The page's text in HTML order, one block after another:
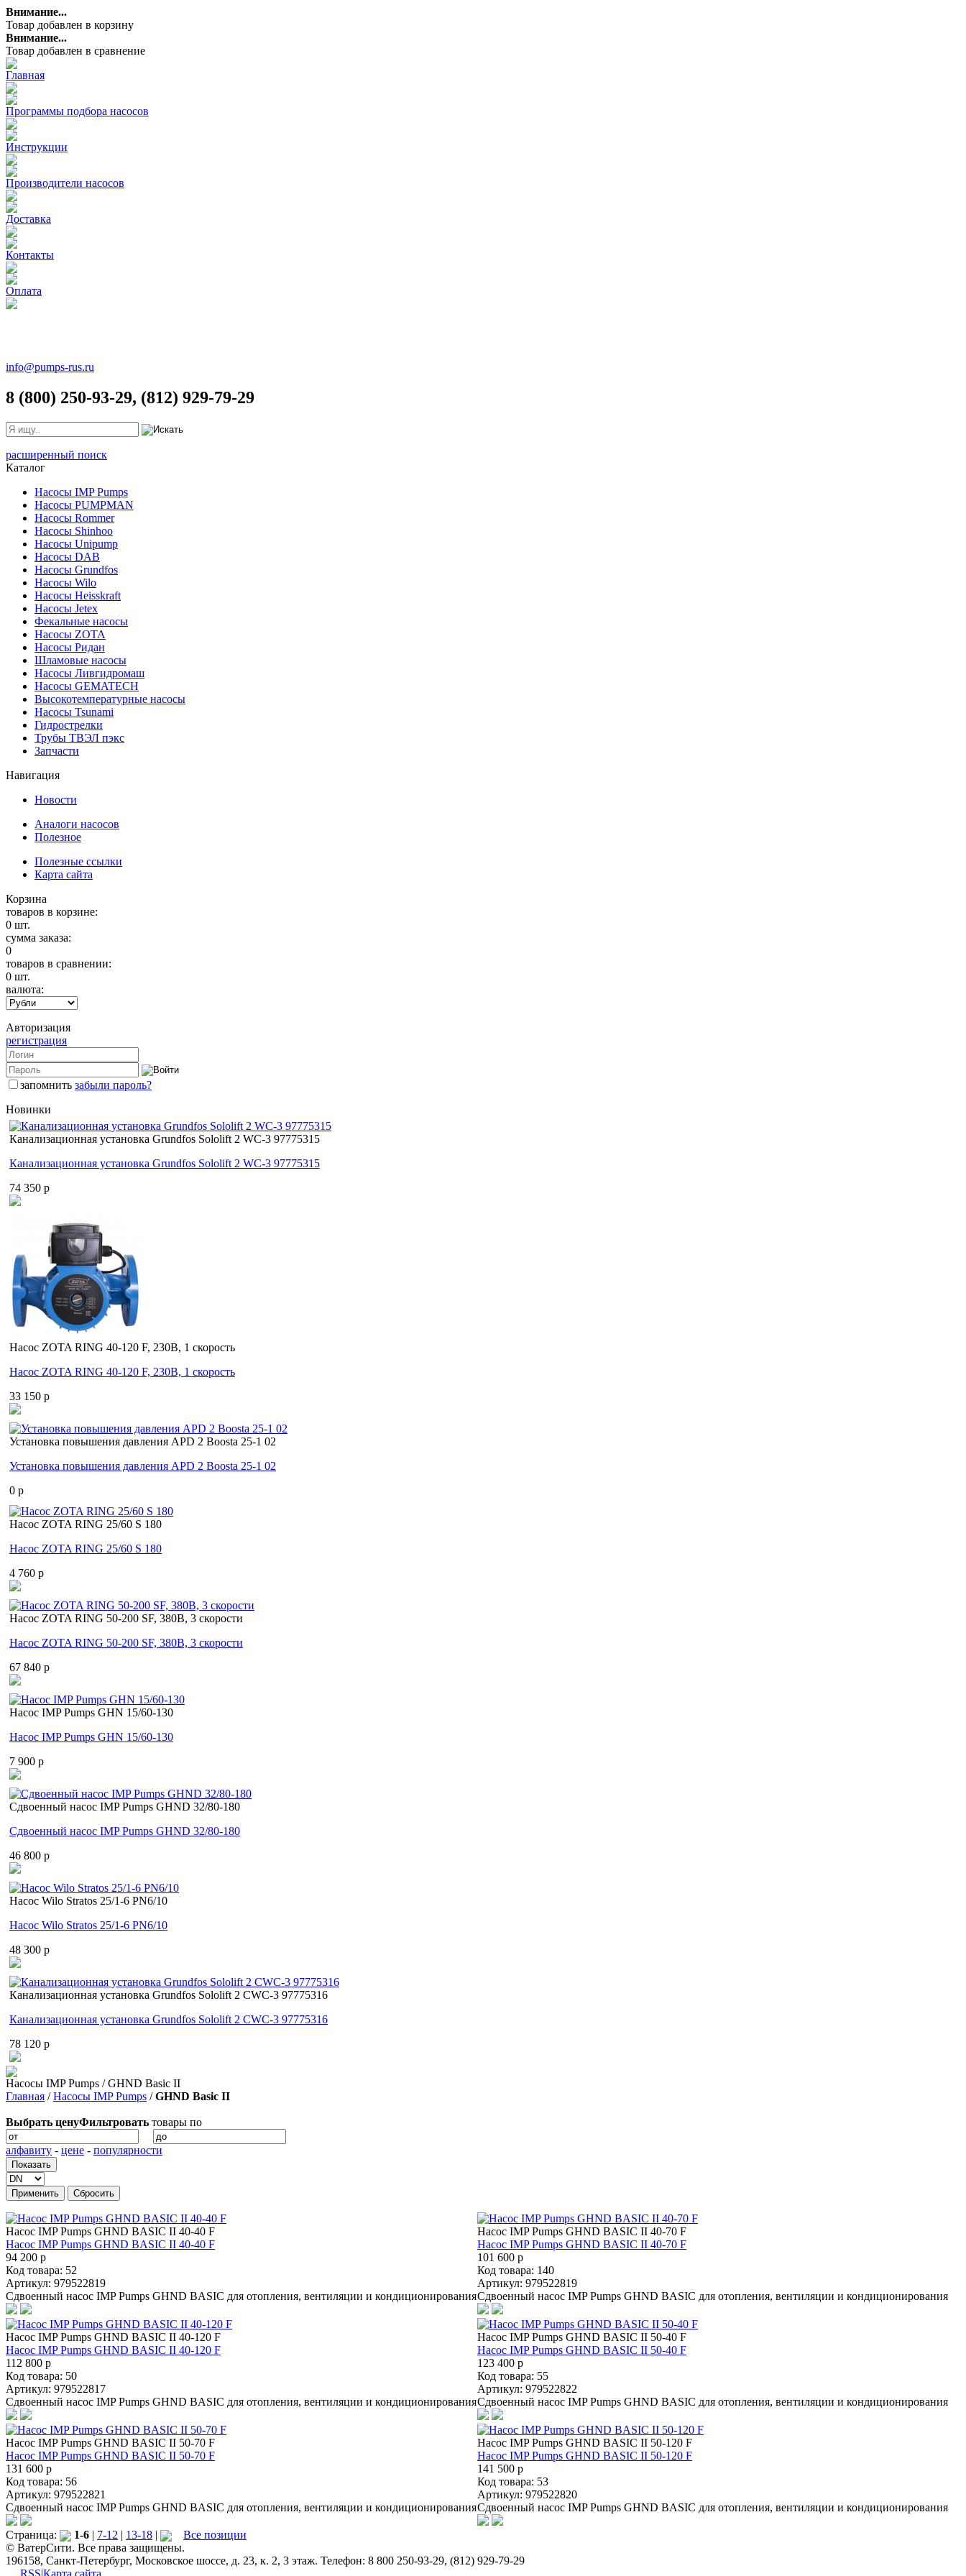
Внимание...
Товар добавлен в корзину
Внимание...
Товар добавлен в сравнение
Главная
Программы подбора насосов
Инструкции
Производители насосов
Доставка
Контакты
Оплата
info@pumps-rus.ru
8 (800) 250-93-29, (812) 929-79-29
расширенный поиск
Каталог
Насосы IMP Pumps
Насосы PUMPMAN
Насосы Rommer
Насосы Shinhoo
Насосы Unipump
Насосы DAB
Насосы Grundfos
Насосы Wilo
Насосы Heisskraft
Насосы Jetex
Фекальные насосы
Насосы ZOTA
Насосы Ридан
Шламовые насосы
Насосы Ливгидромаш
Насосы GEMATECH
Высокотемпературные насосы
Насосы Tsunami
Гидрострелки
Трубы ТВЭЛ пэкс
Запчасти
Навигация
Новости
Аналоги насосов
Полезное
Полезные ссылки
Карта сайта
Корзина
товаров в корзине:
0 шт.
сумма заказа:
0
товаров в сравнении:
0 шт.
валюта:
Авторизация
регистрация
запомнить забыли пароль?
Новинки
Канализационная установка Grundfos Sololift 2 WC-3 97775315
Канализационная установка Grundfos Sololift 2 WC-3 97775315
74 350 p
Насос ZOTA RING 40-120 F, 230В, 1 скорость
Насос ZOTA RING 40-120 F, 230В, 1 скорость
33 150 p
Установка повышения давления APD 2 Boosta 25-1 02
Установка повышения давления APD 2 Boosta 25-1 02
0 p
Насос ZOTA RING 25/60 S 180
Насос ZOTA RING 25/60 S 180
4 760 p
Насос ZOTA RING 50-200 SF, 380В, 3 скорости
Насос ZOTA RING 50-200 SF, 380В, 3 скорости
67 840 p
Насос IMP Pumps GHN 15/60-130
Насос IMP Pumps GHN 15/60-130
7 900 p
Cдвоенный насос IMP Pumps GHND 32/80-180
Cдвоенный насос IMP Pumps GHND 32/80-180
46 800 p
Насос Wilo Stratos 25/1-6 PN6/10
Насос Wilo Stratos 25/1-6 PN6/10
48 300 p
Канализационная установка Grundfos Sololift 2 CWC-3 97775316
Канализационная установка Grundfos Sololift 2 CWC-3 97775316
78 120 p
Насосы IMP Pumps / GHND Basic II
Главная /Насосы IMP Pumps /GHND Basic II
Выбрать ценуФильтровать товары по
алфавиту - цене - популярности
Насос IMP Pumps GHND BASIC II 40-40 F
Насос IMP Pumps GHND BASIC II 40-40 F
94 200 p
Код товара: 52
Артикул: 979522819
Сдвоенный насос IMP Pumps GHND BASIC для отопления, вентиляции и кондиционирования
Насос IMP Pumps GHND BASIC II 40-70 F
Насос IMP Pumps GHND BASIC II 40-70 F
101 600 p
Код товара: 140
Артикул: 979522819
Сдвоенный насос IMP Pumps GHND BASIC для отопления, вентиляции и кондиционирования
Насос IMP Pumps GHND BASIC II 40-120 F
Насос IMP Pumps GHND BASIC II 40-120 F
112 800 p
Код товара: 50
Артикул: 979522817
Сдвоенный насос IMP Pumps GHND BASIC для отопления, вентиляции и кондиционирования
Насос IMP Pumps GHND BASIC II 50-40 F
Насос IMP Pumps GHND BASIC II 50-40 F
123 400 p
Код товара: 55
Артикул: 979522822
Сдвоенный насос IMP Pumps GHND BASIC для отопления, вентиляции и кондиционирования
Насос IMP Pumps GHND BASIC II 50-70 F
Насос IMP Pumps GHND BASIC II 50-70 F
131 600 p
Код товара: 56
Артикул: 979522821
Сдвоенный насос IMP Pumps GHND BASIC для отопления, вентиляции и кондиционирования
Насос IMP Pumps GHND BASIC II 50-120 F
Насос IMP Pumps GHND BASIC II 50-120 F
141 500 p
Код товара: 53
Артикул: 979522820
Сдвоенный насос IMP Pumps GHND BASIC для отопления, вентиляции и кондиционирования
Страница: 1-6 | 7-12 | 13-18 |
Все позиции
© ВатерСити. Все права защищены.
196158, Санкт-Петербург, Московское шоссе, д. 23, к. 2, 3 этаж. Телефон: 8 800 250-93-29, (812) 929-79-29